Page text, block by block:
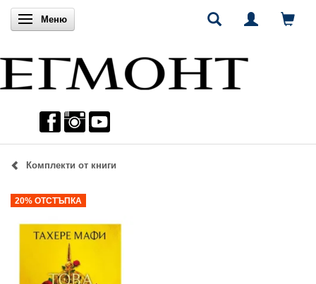
Включи навигацията
Меню
Комплекти от книги
20% ОТСТЪПКА